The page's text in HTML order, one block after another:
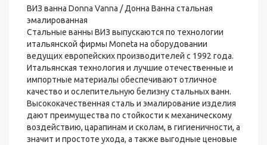
ВИЗ ванна Donna Vanna / Донна Ванна стальная
эмалированная
Стальные ванны ВИЗ выпускаются по технологии
итальянской фирмы Moneta на оборудовании
ведущих европейских производителей с 1992 года.
Итальянская технология и лучшие отечественные и
импортные материалы обеспечивают отличное
качество и ослепительную белизну стальных ванн.
Высококачественная сталь и эмалирование изделия
дают преимущества по стойкости к механическому
воздействию, царапинам и сколам, в гигиеничности, а
значит и простоте ухода, а также выгодные ценовые